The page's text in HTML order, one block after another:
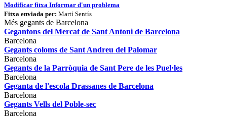
Modificar fitxa Informar d'un problema
Fitxa enviada per: Martí Sentís
Més gegants de Barcelona
Gegantons del Mercat de Sant Antoni de Barcelona
Barcelona
Gegants coloms de Sant Andreu del Palomar
Barcelona
Gegants de la Parròquia de Sant Pere de les Puel·les
Barcelona
Geganta de l'escola Drassanes de Barcelona
Barcelona
Gegants Vells del Poble-sec
Barcelona